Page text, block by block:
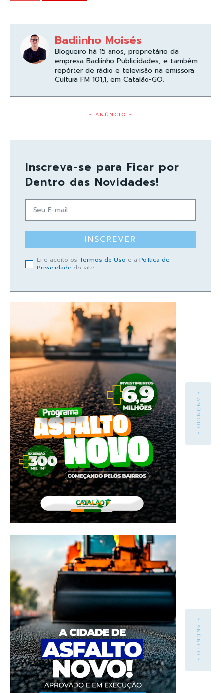
Badiinho Moisés
Blogueiro há 15 anos, proprietário da
empresa Badiinho Publicidades, e também
repórter de rádio e televisão na emissora
Cultura FM 101,1, em Catalão-GO.
- ANÚNCIO -
Inscreva-se para Ficar por
Dentro das Novidades!
INSCREVER
Li e aceito os Termos de Uso e a Política de
Privacidade do site.
- ANÚNCIO -
- ANÚNCIO -